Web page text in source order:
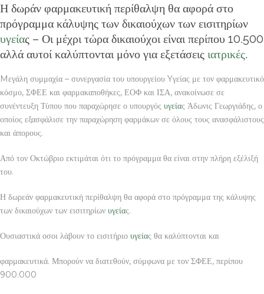
Η δωράν φαρμακευτική περίθαλψη θα αφορά στο
πρόγραμμα κάλυψης των δικαιούχων των εισιτηρίων
υγείας – Οι μέχρι τώρα δικαιούχοι είναι περίπου 10.500
αλλά αυτοί καλύπτονται μόνο για εξετάσεις ιατρικές.
Mεγάλη συμμαχία – συνεργασία του υπουργείου Yγείας με τον φαρμακευτικό
κόσμο, ΣΦΕΕ και φαρμακαποθήκες, ΕΟΦ και ΙΣΑ, ανακοίνωσε σε
συνέντευξη Τύπου που παραχώρησε ο υπουργός υγείας Άδωνις Γεωργιάδης, ο
οποίος εξασφάλισε την παραχώρηση φαρμάκων σε όλους τους ανασφάλιστους
και άπορους.
Από τον Οκτώβριο εκτιμάται ότι το πρόγραμμα θα είναι στην πλήρη εξέλιξή
του.
Η δωρεάν φαρμακευτική περίθαλψη θα αφορά στο πρόγραμμα της κάλυψης
των δικαιούχων των εισιτηρίων υγείας.
Ουσιαστικά οσοι λάβουν το εισιτήριο υγείας θα καλύπτονται και
φαρμακευτικά. Μπορούν να διατεθούν, σύμφωνα με τον ΣΦΕΕ, περίπου
900.000